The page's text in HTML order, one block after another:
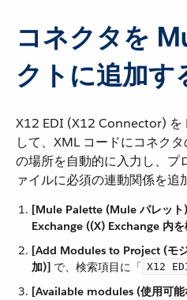
コネクタを
クトに追加す
X12 EDI (X12 Connector) を
して、XML コードにコネク
の場所を自動的に入力し、プ
ァイルに必須の連動関係を追
[Mule Palette (Mule パレット
Exchange ((X) Exchange 内
[Add Modules to Project (モ
加)] ​ で、検索項目に「​ X12
[Available modules (使用可能